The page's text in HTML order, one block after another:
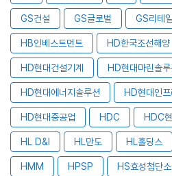
GS건설 GS글로벌 GS리테일
HB인베스트먼트 HD한국조선해양
HD현대건설기계 HD현대마린솔루
HD현대에너지솔루션 HD현대인프
HD현대중공업 HDC HDC
HL D&I HL만도 HL홀딩스
HMM HPSP HS효성첨단소